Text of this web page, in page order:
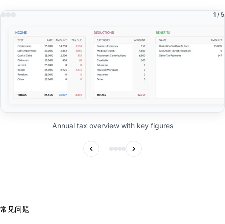
1 / 5
Annual tax overview with key figures
常见问题